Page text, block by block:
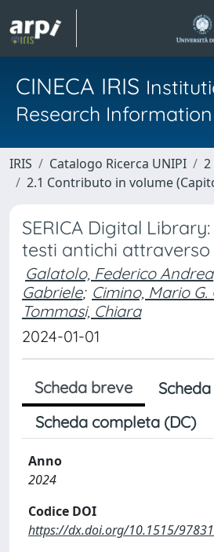
CINECA IRIS
Research
IRIS Catalogo Ricerca UNIPI
2.1 Contributo in volume
SERICA Digital
testi antichi attraverso
Galatolo, Federico Andrea
Gabriele; Cimino, Mario G.
Tommasi, Chiara
2024-01-01
Scheda breve
Scheda completa (DC)
Anno
2024
Codice DOI
https://dx.doi.org/10.1515/